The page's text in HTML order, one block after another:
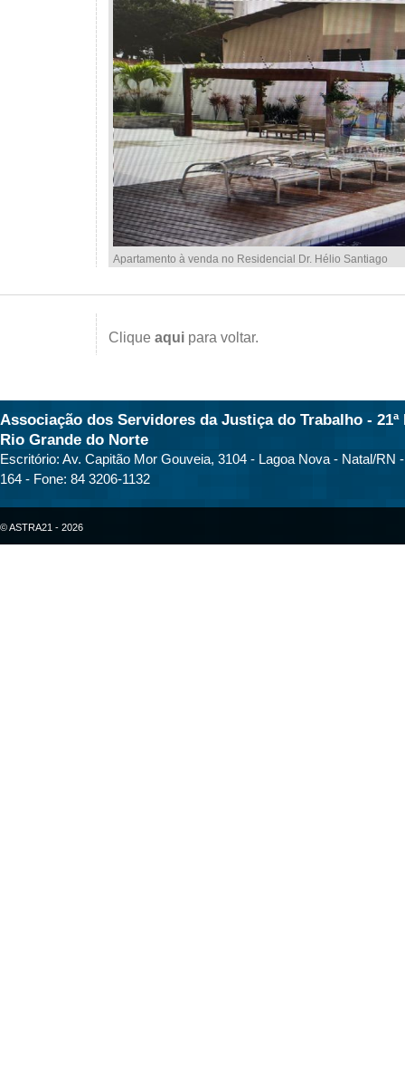
Apartamento à venda no Residencial Dr. Hélio Santiago
Clique aqui para voltar.
Associação dos Servidores da Justiça do Trabalho - 21ª
Rio Grande do Norte
Escritório: Av. Capitão Mor Gouveia, 3104 - Lagoa Nova - Natal/RN
164 - Fone: 84 3206-1132
© ASTRA21 - 2026